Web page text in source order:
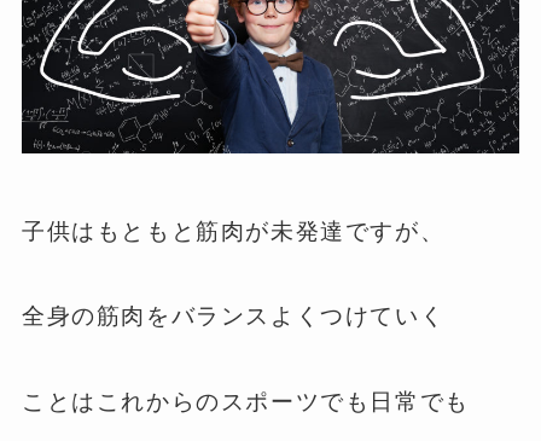
子供はもともと筋肉が未発達ですが、
全身の筋肉をバランスよくつけていく
ことはこれからのスポーツでも日常でも